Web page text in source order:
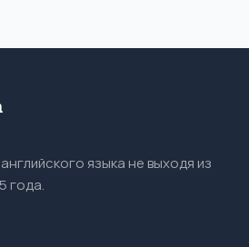
языка не выходя из
года.